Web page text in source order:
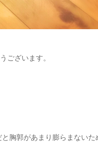
ございます。
胸郭があまり膨らまないた